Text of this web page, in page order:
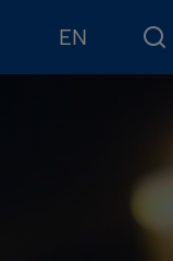
EN